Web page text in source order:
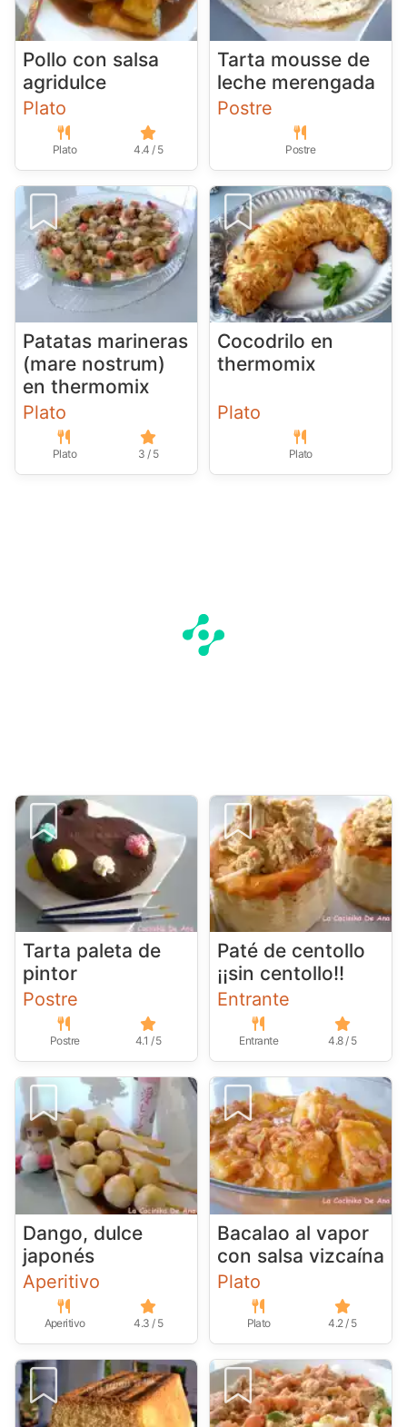
Pollo con salsa
agridulce
Plato
Plato 4.4 / 5
Tarta mousse de
leche merengada
Postre
Postre
Patatas marineras
(mare nostrum)
en thermomix
Plato
Plato 3 / 5
Cocodrilo en
thermomix
Plato
Plato
Tarta paleta de
pintor
Postre
Postre 4.1 / 5
Paté de centollo
¡¡sin centollo!!
Entrante
Entrante 4.8 / 5
Dango, dulce
japonés
Aperitivo
Aperitivo 4.3 / 5
Bacalao al vapor
con salsa vizcaína
Plato
Plato 4.2 / 5